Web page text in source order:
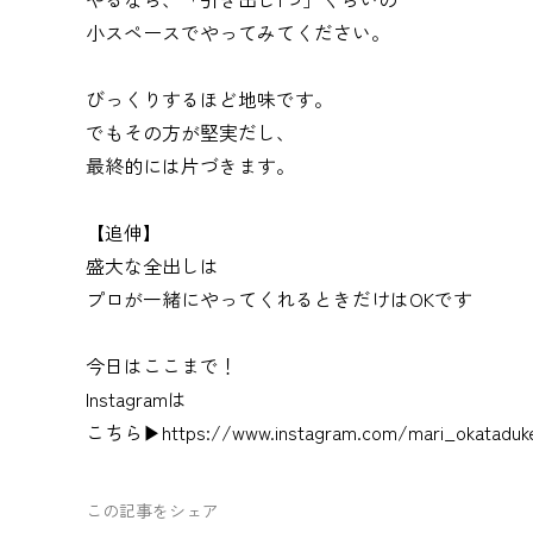
小スペースでやってみてください。
びっくりするほど地味です。
でもその方が堅実だし、
最終的には片づきます。
【追伸】
盛大な全出しは
プロが一緒にやってくれるときだけはOKです
今日はここまで！
Instagramは
こちら▶https://www.instagram.com/
この記事をシェア